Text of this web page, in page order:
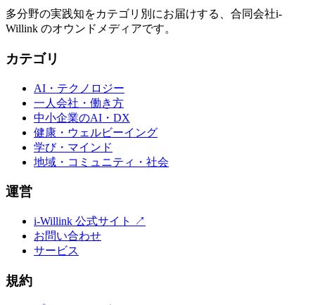
多分野の実践知をカテゴリ別にお届けする、合同会社i-
Willink のオウンドメディアです。
カテゴリ
AI・テクノロジー
一人会社・働き方
中小企業のAI・DX
健康・ウェルビーイング
学び・マインド
地域・コミュニティ・社会
運営
i-Willink 公式サイト ↗
お問い合わせ
サービス
規約